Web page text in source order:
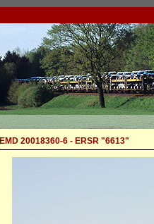
EMD 20018360-6 - ERSR "6613"